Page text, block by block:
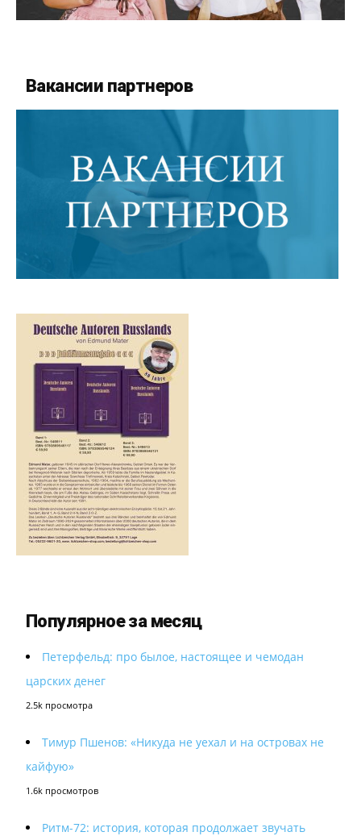
Вакансии партнеров
Популярное за месяц
Петерфельд: про былое, настоящее и чемодан
царских денег
2.5k просмотра
Тимур Пшенов: «Никуда не уехал и на островах не
кайфую»
1.6k просмотров
Ритм-72: история, которая продолжает звучать